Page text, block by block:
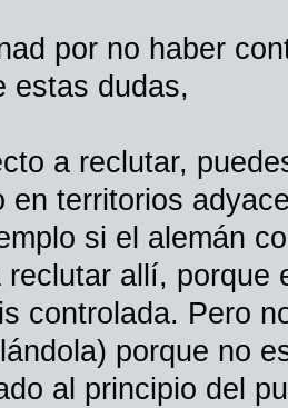
por no haber
estas dudas,
a reclutar,
en territorios
si el alemán
reclutar allí, porque
controlada. Pero
porque no
al principio del